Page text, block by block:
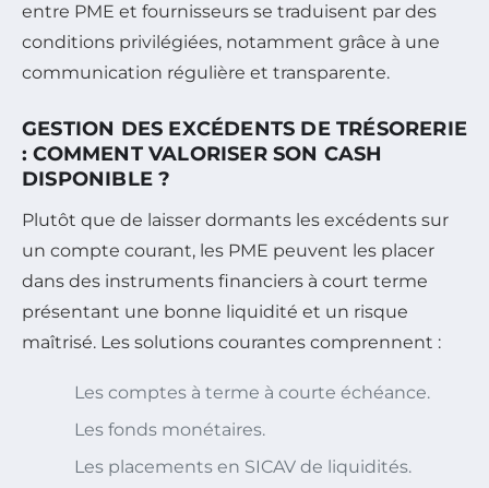
entre PME et fournisseurs se traduisent par des
conditions privilégiées, notamment grâce à une
communication régulière et transparente.
GESTION DES EXCÉDENTS DE TRÉSORERIE
: COMMENT VALORISER SON CASH
DISPONIBLE ?
Plutôt que de laisser dormants les excédents sur
un compte courant, les PME peuvent les placer
dans des instruments financiers à court terme
présentant une bonne liquidité et un risque
maîtrisé. Les solutions courantes comprennent :
Les comptes à terme à courte échéance.
Les fonds monétaires.
Les placements en SICAV de liquidités.